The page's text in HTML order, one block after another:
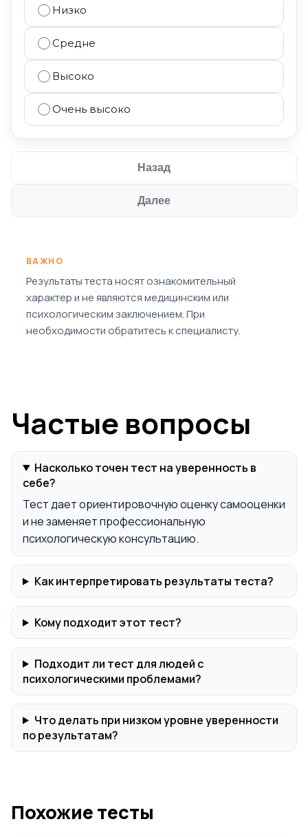
Низко
Средне
Высоко
Очень высоко
Назад
Далее
ВАЖНО
Результаты теста носят ознакомительный
характер и не являются медицинским или
психологическим заключением. При
необходимости обратитесь к специалисту.
Частые вопросы
Насколько точен тест на уверенность в
себе?
Тест дает ориентировочную оценку самооценки
и не заменяет профессиональную
психологическую консультацию.
Как интерпретировать результаты теста?
Кому подходит этот тест?
Подходит ли тест для людей с
психологическими проблемами?
Что делать при низком уровне уверенности
по результатам?
Похожие тесты